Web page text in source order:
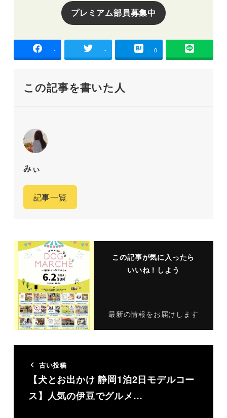
プレミアム部員募集中
- - 0
この記事を書いた人
みぃ
記事一覧
この記事が気に入ったら
いいね！しよう
最新の情報をお届けします
古い投稿
【犬とお出かけ 静岡1泊2日モデルコー
ス】人気の伊豆でグルメ…